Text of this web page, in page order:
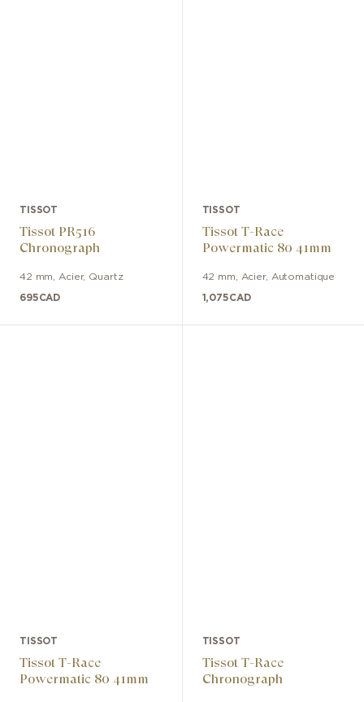
TISSOT
Tissot PR516
Chronograph
42 mm Acier, Quartz
695CAD
TISSOT
Tissot T-Race
Powermatic 80 41mm
42 mm Acier, Automatique
1,075CAD
TISSOT
Tissot T-Race
Powermatic 80 41mm
TISSOT
Tissot T-Race
Chronograph